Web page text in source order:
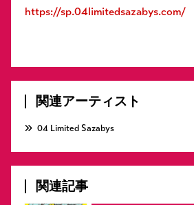
https://sp.04limitedsazabys.com/
関連アーティスト
04 Limited Sazabys
関連記事